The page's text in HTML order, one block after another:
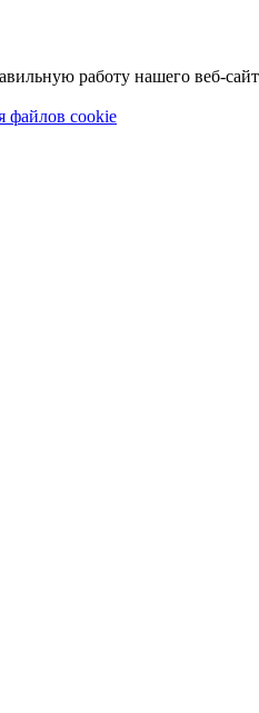
работу нашего веб-
файлов cookie